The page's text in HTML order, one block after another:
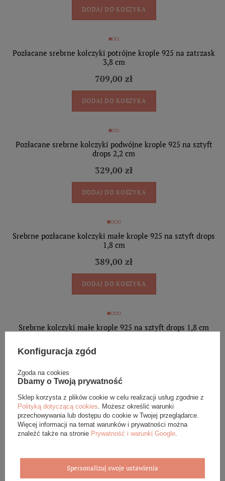
DODAJ DO KOSZYKA
Pozłacane srebrne kolczyki potrójne krople 925 na zatrzask
3,8 cm
709,00 zł
DODAJ DO KOSZYKA
Pozłacane srebrne kolczyki podwójne krople 925 na sztyft
drops 2,2 cm
329,00 zł
DODAJ DO KOSZYKA
Srebrne pozłacane kolczyki małe krople 925 na sztyft drops
1,8 cm
389,00 zł
DODAJ DO KOSZYKA
Srebrne kolczyki małe krople 925 na sztyft drops 1,8 cm
Srebrne kolczyki sople 925 gładkie duże na sztyft 5,3 cm
319,00 zł
Konfiguracja zgód
Zgoda na cookies
Dbamy o Twoją prywatność
Sklep korzysta z plików cookie w celu realizacji usług zgodnie z
Polityką dotyczącą cookies . Możesz określić warunki
przechowywania lub dostępu do cookie w Twojej przeglądarce.
Więcej informacji na temat warunków i prywatności można
znaleźć także na stronie Prywatność i warunki Google
Spersonalizuj swoje ustawienia